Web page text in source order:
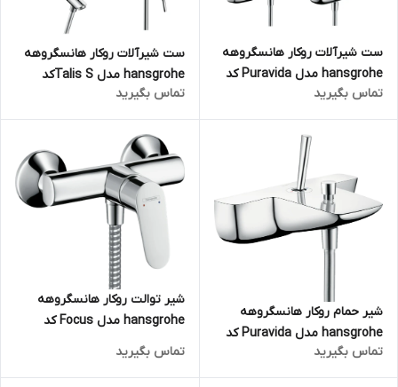
ست شیرآلات روکار هانسگروهه
hansgrohe مدل Puravida کد
KH1067 (سه تکه)
تماس بگیرید
ست شیرآلات روکار هانسگروهه
hansgrohe مدل Talis Sکد
KH1065 (سه تکه)
تماس بگیرید
شیر حمام روکار هانسگروهه
hansgrohe مدل Puravida کد
15472000
تماس بگیرید
شیر توالت روکار هانسگروهه
hansgrohe مدل Focus کد
31960000
تماس بگیرید